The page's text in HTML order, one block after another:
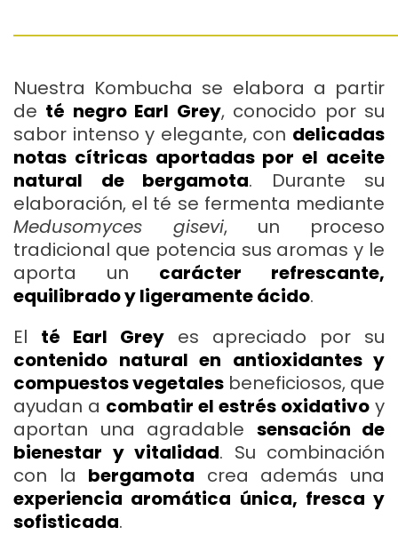
Nuestra Kombucha se elabora a partir
de té negro Earl Grey, conocido por su
sabor intenso y elegante, con delicadas
notas cítricas aportadas por el aceite
natural de bergamota. Durante su
elaboración, el té se fermenta mediante
Medusomyces gisevi, un proceso
tradicional que potencia sus aromas y le
aporta un carácter refrescante,
equilibrado y ligeramente ácido.
El té Earl Grey es apreciado por su
contenido natural en antioxidantes y
compuestos vegetales beneficiosos, que
ayudan a combatir el estrés oxidativo y
aportan una agradable sensación de
bienestar y vitalidad. Su combinación
con la bergamota crea además una
experiencia aromática única, fresca y
sofisticada.